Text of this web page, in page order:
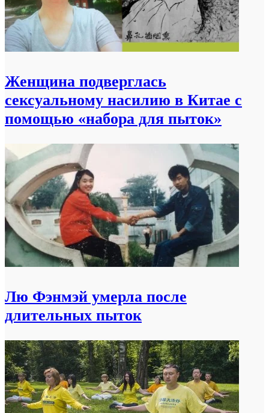
Женщина подверглась
сексуальному насилию в Китае с
помощью «набора для пыток»
Лю Фэнмэй умерла после
длительных пыток